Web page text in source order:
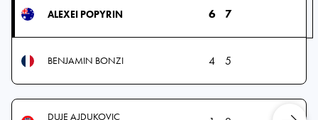
ALEXEI POPYRIN 6 7
BENJAMIN BONZI 4 5
DUJE AJDUKOVIC